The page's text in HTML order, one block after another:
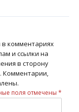
комментариях
и ссылки на
в сторону
Комментарии,
поля отмечены *